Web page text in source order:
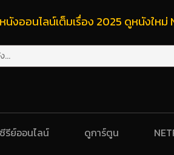
นังออนไลน์เต็มเรื่อง 2025 ดูหนังให
รีย์ออนไลน์ ดูการ์ตูน